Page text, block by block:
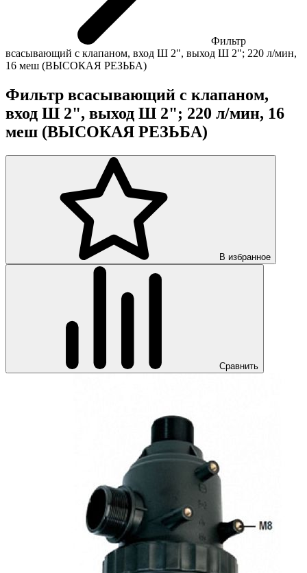
Фильтр
всасывающий с клапаном, вход Ш 2", выход Ш 2"; 220 л/мин,
16 меш (ВЫСОКАЯ РЕЗЬБА)
Фильтр всасывающий с клапаном,
вход Ш 2", выход Ш 2"; 220 л/мин, 16
меш (ВЫСОКАЯ РЕЗЬБА)
В избранное
Сравнить